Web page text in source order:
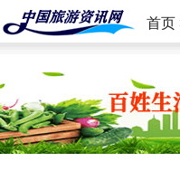
首页